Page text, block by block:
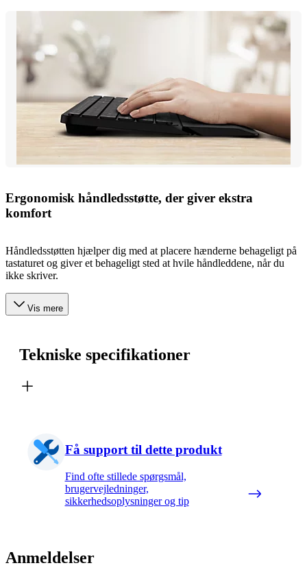
Ergonomisk håndledsstøtte, der giver ekstra
komfort
Håndledsstøtten hjælper dig med at placere hænderne behageligt på
tastaturet og giver et behageligt sted at hvile håndleddene, når du
ikke skriver.
Vis mere
Tekniske specifikationer
Få support til dette produkt
Find ofte stillede spørgsmål,
brugervejledninger,
sikkerhedsoplysninger og tip
Anmeldelser